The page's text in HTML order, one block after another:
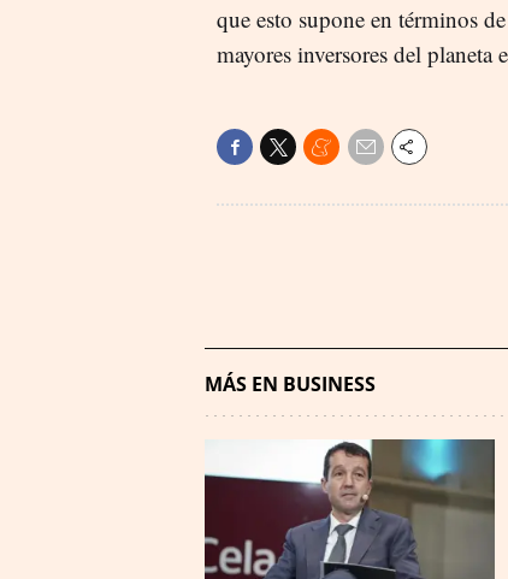
que esto supone en términos de
mayores inversores del planeta
MÁS EN BUSINESS